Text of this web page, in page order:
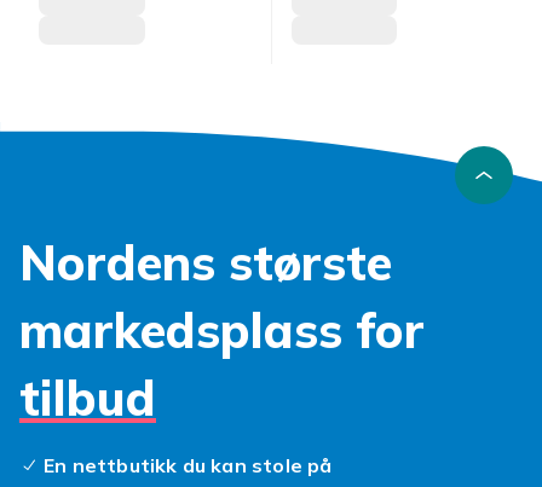
Nordens største
markedsplass for
tilbud
En nettbutikk du kan stole på